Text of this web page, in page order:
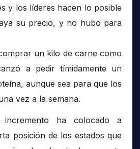
y los líderes hacen lo posible
su precio, y no hubo para
un kilo de carne como
a pedir tímidamente un
aunque sea para que los
vez a la semana.
ha colocado a
posición de los estados que